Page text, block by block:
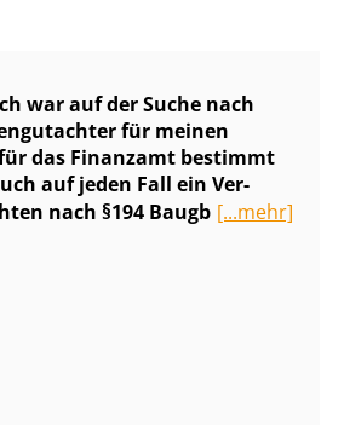
war auf der Suche nach
für meinen
das Finanzamt bestimmt
auf jeden Fall ein Ver­
nach §194 Baugb [...mehr]